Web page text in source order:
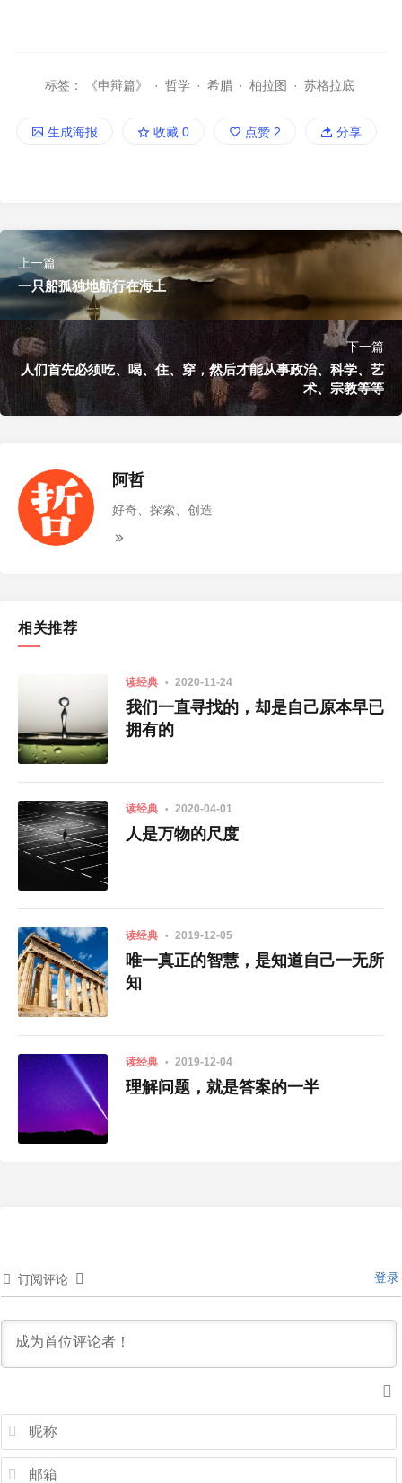
标签： 《申辩篇》 · 哲学 · 希腊 · 柏拉图 · 苏格拉底
生成海报 收藏 0 点赞 2 分享
上一篇
一只船孤独地航行在海上
下一篇
人们首先必须吃、喝、住、穿，然后才能从事政治、科学、艺
术、宗教等等
阿哲
好奇、探索、创造
相关推荐
读经典 2020-11-24
我们一直寻找的，却是自己原本早已
拥有的
读经典 2020-04-01
人是万物的尺度
读经典 2019-12-05
唯一真正的智慧，是知道自己一无所
知
读经典 2019-12-04
理解问题，就是答案的一半
订阅评论 登录